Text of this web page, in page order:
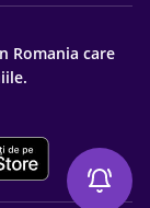
Romania care